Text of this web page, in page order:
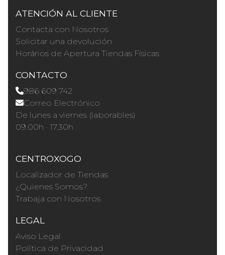
ATENCIÓN AL CLIENTE
Contacta con Nosotros
Solicitar una devolución
Horários de Apertura Tiendas Físicas
CONTACTO
986 609 742
Correo Electrónico
De lunes a viernes (laborables)
09.00h · 17.30h
CENTROXOGO
Localizador de Tiendas
¿Quienes Somos?
Trabaja con Nosotros
LEGAL
Aviso Legal
Política de Privacidad